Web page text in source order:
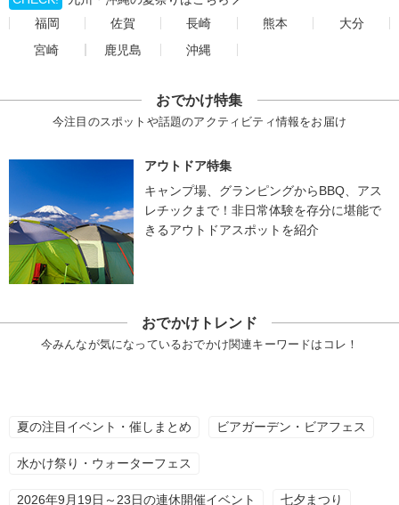
福岡
佐賀 長崎 熊本
大分
宮崎
鹿児島 沖縄
おでかけ特集
今注目のスポットや話題のアクティビティ情報をお届け
アウトドア特集
キャンプ場、グランピングからBBQ、アス
レチックまで！非日常体験を存分に堪能で
きるアウトドアスポットを紹介
おでかけトレンド
今みんなが気になっているおでかけ関連キーワードはコレ！
夏の注目イベント・催しまとめ ビアガーデン・ビアフェス
水かけ祭り・ウォーターフェス
2026年9月19日～23日の連休開催イベント 七夕まつり